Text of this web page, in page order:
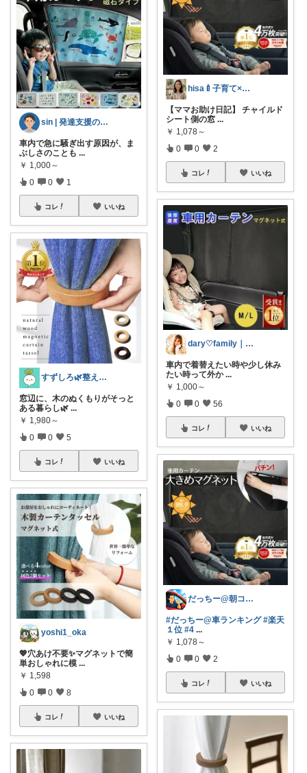
sin | 発達支援の道具箱
車内で急に騒ぎ出す原因が、ま
ぶしさのことも ...
￥ 1,000～
0 0 1
コレ いいね
すずしろ🌿整えながら、ゆるく暮らす
窓辺に、木のぬくもりがそっと
ある暮らし🌿 ...
￥ 1,980～
0 0 5
コレ いいね
yoshi1_oka
💖穴あけ不要✨マグネットで簡
単おしゃれに模 ...
￥ 1,598
0 0 8
コレ いいね
hisa🍼子育て×大人可愛いお気に入り
【ママお助け日記】 チャイルド
シート側の窓 ...
￥ 1,078～
0 0 2
コレ いいね
dary♡family｜厳選アイテム✨
車内で着替えたい時や少し休み
たい時って外か ...
￥ 1,000～
0 0 56
コレ いいね
だっちー@朝コレ5時🚗カー用品探求家
#だっちー@車ランキング #楽天
１位 #4 ...
￥ 1,078～
0 0 2
コレ いいね